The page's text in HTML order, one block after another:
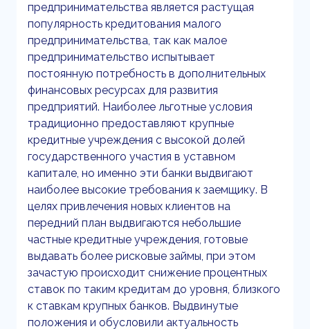
предпринимательства является растущая
популярность кредитования малого
предпринимательства, так как малое
предпринимательство испытывает
постоянную потребность в дополнительных
финансовых ресурсах для развития
предприятий. Наиболее льготные условия
традиционно предоставляют крупные
кредитные учреждения с высокой долей
государственного участия в уставном
капитале, но именно эти банки выдвигают
наиболее высокие требования к заемщику. В
целях привлечения новых клиентов на
передний план выдвигаются небольшие
частные кредитные учреждения, готовые
выдавать более рисковые займы, при этом
зачастую происходит снижение процентных
ставок по таким кредитам до уровня, близкого
к ставкам крупных банков. Выдвинутые
положения и обусловили актуальность